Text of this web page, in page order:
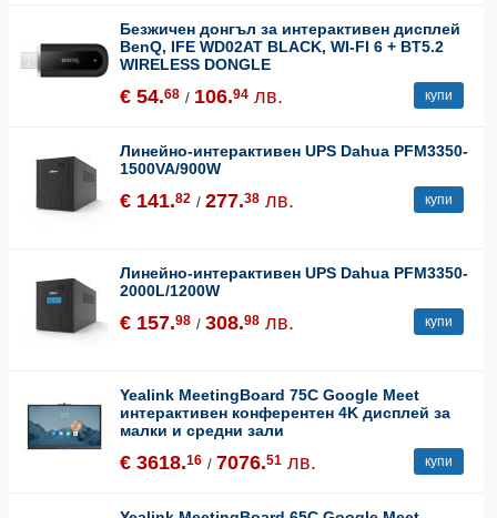
Безжичен донгъл за интерактивен дисплей
BenQ, IFE WD02AT BLACK, WI-FI 6 + BT5.2
WIRELESS DONGLE
€ 54.68 / 106.94 лв. купи
Линейно-интерактивен UPS Dahua PFM3350-
1500VA/900W
€ 141.82 / 277.38 лв. купи
Линейно-интерактивен UPS Dahua PFM3350-
2000L/1200W
€ 157.98 / 308.98 лв. купи
Yealink MeetingBoard 75C Google Meet
интерактивен конферентен 4K дисплей за
малки и средни зали
€ 3618.16 / 7076.51 лв. купи